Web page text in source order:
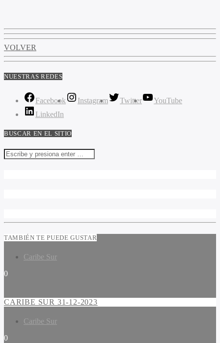
VOLVER
NUESTRAS REDES
Facebook Instagram Twitter
YouTube
LinkedIn
BUSCAR EN EL SITIO
TAMBIÉN TE PUEDE GUSTAR
Caribe Sur
0
CARIBE SUR 31-12-2023
Caribe Sur
0